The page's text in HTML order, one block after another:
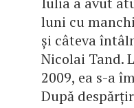
luni cu
și câteva
Nicolai Tand.
2009, ea s-a
După